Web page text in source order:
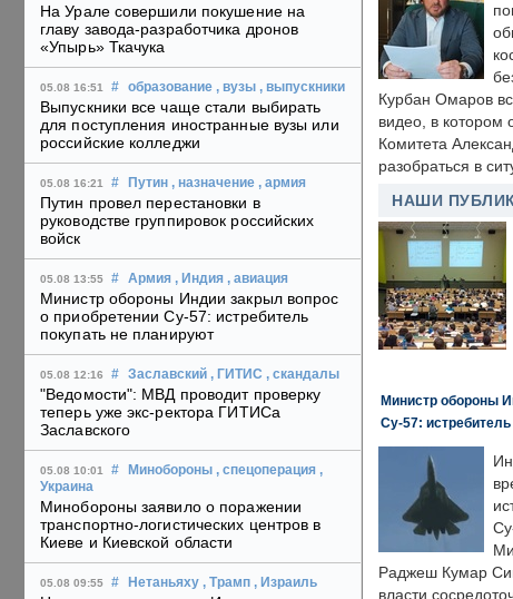
На Урале совершили покушение на
главу завода-разработчика дронов
«Упырь» Ткачука
05.08 16:51 # образование , вузы , выпускники
Выпускники все чаще стали выбирать
для поступления иностранные вузы или
российские колледжи
05.08 16:21 # Путин , назначение , армия
Путин провел перестановки в
руководстве группировок российских
войск
05.08 13:55 # Армия , Индия , авиация
Министр обороны Индии закрыл вопрос
о приобретении Су-57: истребитель
покупать не планируют
05.08 12:16 # Заславский , ГИТИС , скандалы
"Ведомости": МВД проводит проверку
теперь уже экс-ректора ГИТИСа
Заславского
05.08 10:01 # Минобороны , спецоперация ,
Украина
Минобороны заявило о поражении
транспортно-логистических центров в
Киеве и Киевской области
05.08 09:55 # Нетаньяху , Трамп , Израиль
Курбан Омаров
видео, в котором
Комитета
разобраться в
НАШИ
Министр обороны
Су-57:
Раджеш Кумар
власти